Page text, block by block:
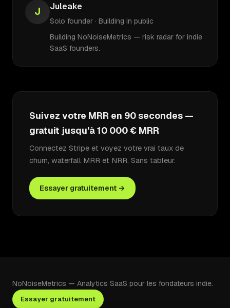
J Juleake
Solo founder · Building in public
Building NoNoiseMetrics — risk radar for indie
SaaS founders.
Suivez votre MRR en 90 secondes —
gratuit jusqu'à 10 000 € MRR
Connectez Stripe et voyez votre vrai taux de
churn, waterfall MRR et NRR. Sans tableur.
Essayer gratuitement →
NoNoiseMetrics — Analytics SaaS pour les fondateurs indie.
Essayer gratuitement